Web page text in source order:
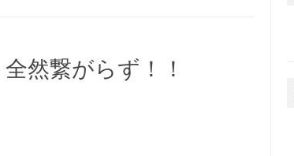
然繋がらず！！